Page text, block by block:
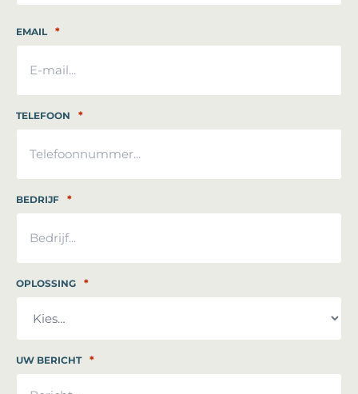
EMAIL *
TELEFOON *
BEDRIJF *
OPLOSSING *
UW BERICHT *